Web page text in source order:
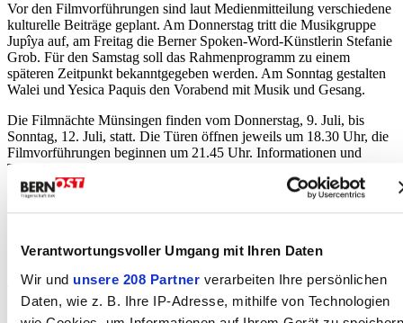
Verantwortungsvoller Umgang mit Ihren Daten
Wir und unsere 208 Partner verarbeiten Ihre persönlichen
Daten, wie z. B. Ihre IP-Adresse, mithilfe von Technologien
Vor den Filmvorführungen sind laut Medienmitteilung verschiedene
kulturelle Beiträge geplant. Am Donnerstag tritt die Musikgruppe
Jupîya auf, am Freitag die Berner Spoken-Word-Künstlerin Stefanie
Grob. Für den Samstag soll das Rahmenprogramm zu einem
späteren Zeitpunkt bekanntgegeben werden. Am Sonntag gestalten
Walei und Yesica Paquis den Vorabend mit Musik und Gesang.
Die Filmnächte Münsingen finden vom Donnerstag, 9. Juli, bis
Sonntag, 12. Juli, statt. Die Türen öffnen jeweils um 18.30 Uhr, die
Filmvorführungen beginnen um 21.45 Uhr. Informationen und
Tickets sind auf der
Werbung
pd/pg, info@bern-ost.ch
Nachricht an die Redaktion
Statistik